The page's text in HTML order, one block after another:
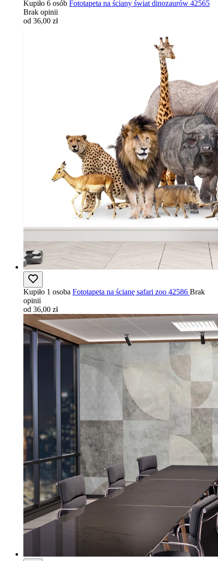
Kupiło 6 osób Fototapeta na ściany świat dinozaurów 42565
Brak opinii
od 36,00 zł
Kupiło 1 osoba Fototapeta na ścianę safari zoo 42586 Brak
opinii
od 36,00 zł